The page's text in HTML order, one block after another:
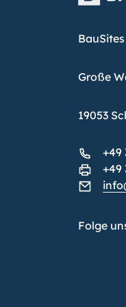
Große
19053
+49
+49
Folge